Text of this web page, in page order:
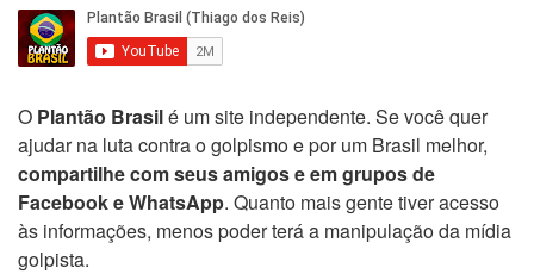
O Plantão Brasilé um site independente. Se você quer
ajudar na luta contra o golpismo e por um Brasil melhor,
compartilhe com seus amigos e em grupos de
Facebook e WhatsApp. Quanto mais gente tiver acesso
às informações, menos poder terá a manipulação da mídia
golpista.